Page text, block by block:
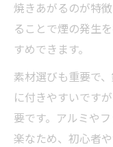
焼肉を楽
焼肉をヘル
焼肉を
焼肉グリ
焼肉プ
焼きあがるのが特
ることで煙の発生
すめできます。
素材選びも重要で
に付きやすいです
要です。アルミや
楽なため、初心者